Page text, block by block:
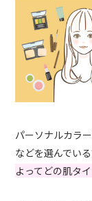
パーソナルカラ
などを選んでい
よってどの肌タ